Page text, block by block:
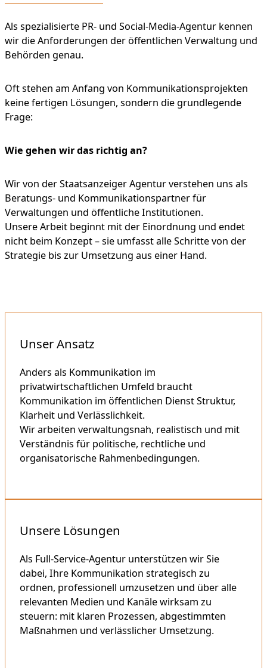
Als spezialisierte PR- und Social-Media-Agentur kennen
wir die Anforderungen der öffentlichen Verwaltung und
Behörden genau.
Oft stehen am Anfang von Kommunikationsprojekten
keine fertigen Lösungen, sondern die grundlegende
Frage:
Wie gehen wir das richtig an?
Wir von der Staatsanzeiger Agentur verstehen uns als
Beratungs- und Kommunikationspartner für
Verwaltungen und öffentliche Institutionen.
Unsere Arbeit beginnt mit der Einordnung und endet
nicht beim Konzept – sie umfasst alle Schritte von der
Strategie bis zur Umsetzung aus einer Hand.
Unser Ansatz
Anders als Kommunikation im
privatwirtschaftlichen Umfeld braucht
Kommunikation im öffentlichen Dienst Struktur,
Klarheit und Verlässlichkeit.
Wir arbeiten verwaltungsnah, realistisch und mit
Verständnis für politische, rechtliche und
organisatorische Rahmenbedingungen.
Unsere Lösungen
Als Full-Service-Agentur unterstützen wir Sie
dabei, Ihre Kommunikation strategisch zu
ordnen, professionell umzusetzen und über alle
relevanten Medien und Kanäle wirksam zu
steuern: mit klaren Prozessen, abgestimmten
Maßnahmen und verlässlicher Umsetzung.